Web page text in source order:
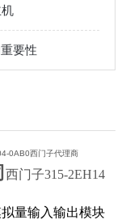
要性
0AB0西门子代理商
西门子315-2EH14
量输入输出模块